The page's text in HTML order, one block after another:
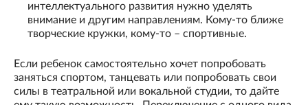
интеллектуального развития нужно уделять
внимание и другим направлениям. Кому-то ближе
творческие кружки, кому-то – спортивные.
Если ребенок самостоятельно хочет попробовать
заняться спортом, танцевать или попробовать свои
силы в театральной или вокальной студии, то дайте